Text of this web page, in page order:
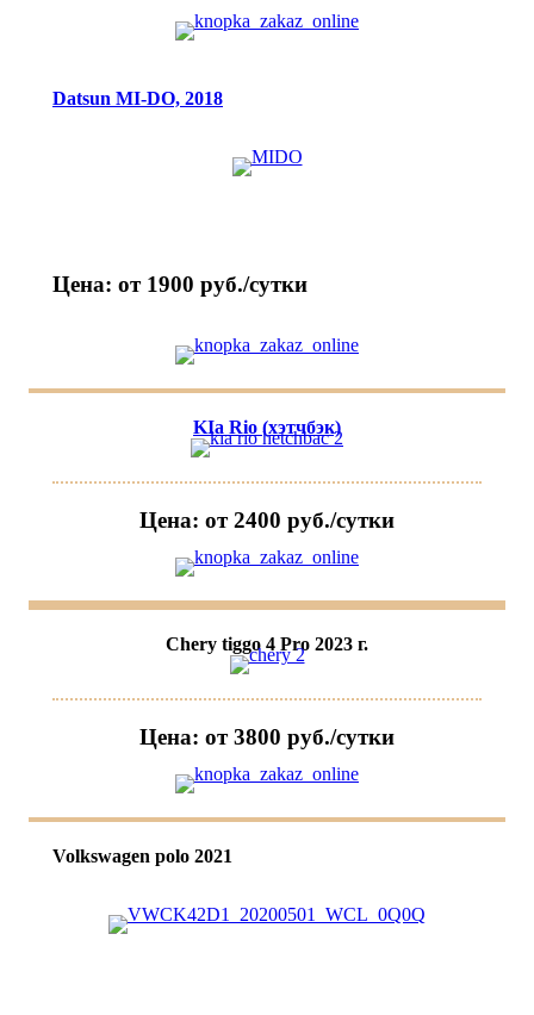
Datsun MI-DO, 2018
Цена: от 1900 руб./сутки
KIa Rio (хэтчбэк)
Цена: от 2400 руб./сутки
Chery tiggo 4 Pro 2023 г.
Цена: от 3800 руб./сутки
Volkswagen polo 2021